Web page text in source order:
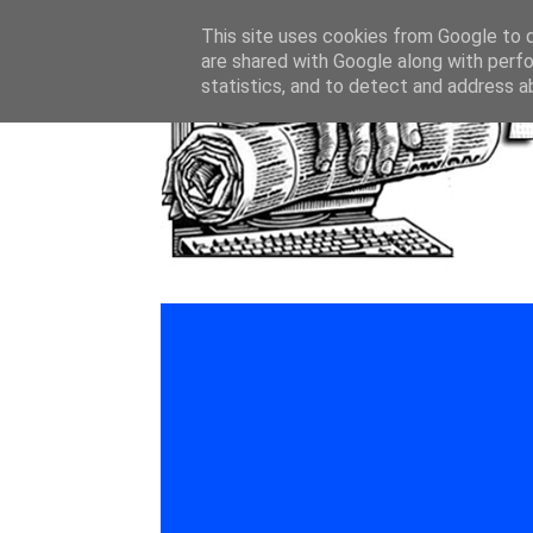
This site uses cookies from Google to
are shared with Google along with
statistics, and to detect and address